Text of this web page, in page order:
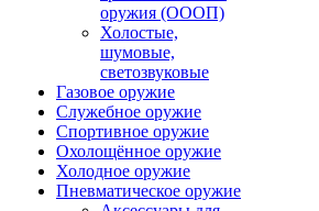
оружия (ОООП)
Холостые,
шумовые,
светозвуковые
Газовое оружие
Служебное оружие
Спортивное оружие
Охолощённое оружие
Холодное оружие
Пневматическое оружие